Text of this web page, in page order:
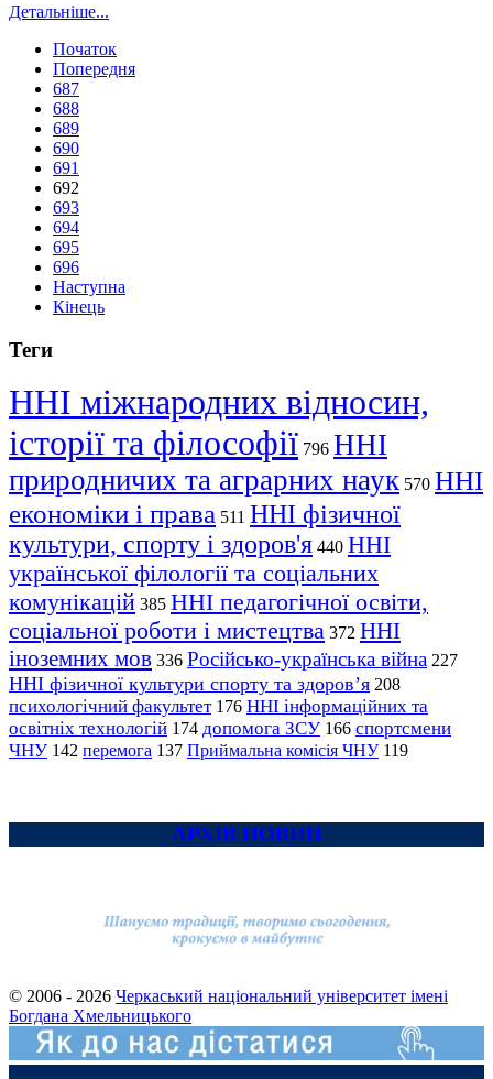
Детальніше...
Початок
Попередня
687
688
689
690
691
692
693
694
695
696
Наступна
Кінець
Теги
ННІ міжнародних відносин,
історії та філософії 796 ННІ
природничих та аграрних наук 570 ННІ
економіки і права 511 ННІ фізичної
культури, спорту і здоров'я 440 ННІ
української філології та соціальних
комунікацій 385 ННІ педагогічної освіти,
соціальної роботи і мистецтва 372 ННІ
іноземних мов 336 Російсько-українська війна 227
ННІ фізичної культури спорту та здоров’я 208
психологічний факультет 176 ННІ інформаційних та
освітніх технологій 174 допомога ЗСУ 166 спортсмени
ЧНУ 142 перемога 137 Приймальна комісія ЧНУ 119
АРХІВ НОВИН
© 2006 - 2026 Черкаський національний університет імені
Богдана Хмельницького